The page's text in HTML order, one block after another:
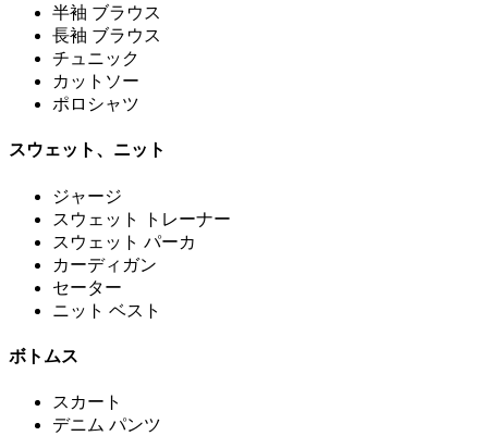
半袖 ブラウス
長袖 ブラウス
チュニック
カットソー
ポロシャツ
スウェット、ニット
ジャージ
スウェット トレーナー
スウェット パーカ
カーディガン
セーター
ニット ベスト
ボトムス
スカート
デニム パンツ